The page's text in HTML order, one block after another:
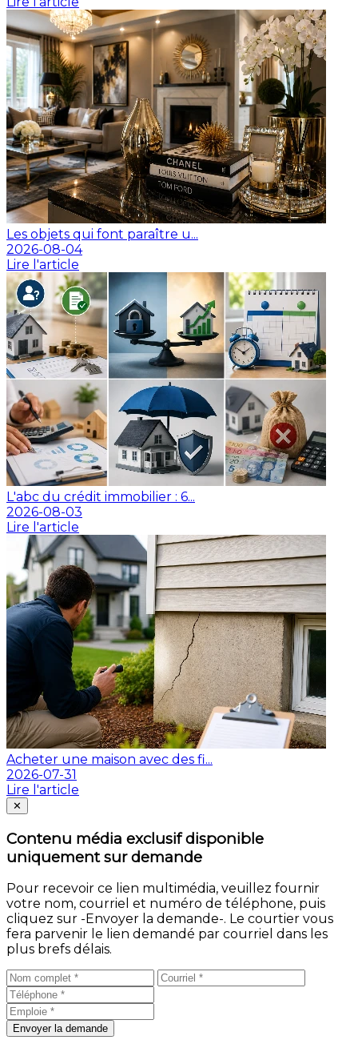
Les objets qui font paraître u...
2026-08-04
Lire l'article
L'abc du crédit immobilier : 6...
2026-08-03
Lire l'article
Acheter une maison avec des fi...
2026-07-31
Lire l'article
Fermer
✕
Contenu média exclusif disponible
uniquement sur demande
Pour recevoir ce lien multimédia, veuillez fournir
votre nom, courriel et numéro de téléphone, puis
cliquez sur -Envoyer la demande-. Le courtier vous
fera parvenir le lien demandé par courriel dans les
plus brefs délais.
Envoyer la demande